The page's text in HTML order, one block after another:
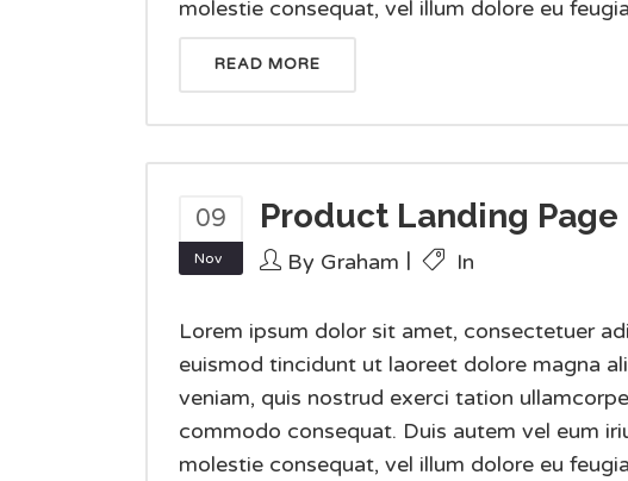
molestie consequat, vel illum dolore eu
READ MORE
09
Nov
Product Landing Page
By Graham In
Lorem ipsum dolor sit amet, consectetuer
euismod tincidunt ut laoreet dolore magna
veniam, quis nostrud exerci tation
commodo consequat. Duis autem vel eum
molestie consequat, vel illum dolore eu